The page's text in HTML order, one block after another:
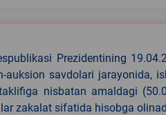
Prezidentining
auksion savdolari jarayonida,
nisbatan amaldagi
zakalat sifatida hisobga